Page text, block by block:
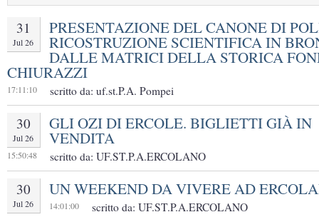
31
Jul 26
PRESENTAZIONE DEL CANONE DI
RICOSTRUZIONE SCIENTIFICA IN
DALLE MATRICI DELLA STORICA
CHIURAZZI
17:11:10 scritto da: uf.st.P.A. Pompei
30
Jul 26
GLI OZI DI ERCOLE. BIGLIETTI GIÀ IN
VENDITA
15:50:48 scritto da: UF.ST.P.A.ERCOLANO
30
Jul 26
UN WEEKEND DA VIVERE AD
14:01:00 scritto da: UF.ST.P.A.ERCOLANO